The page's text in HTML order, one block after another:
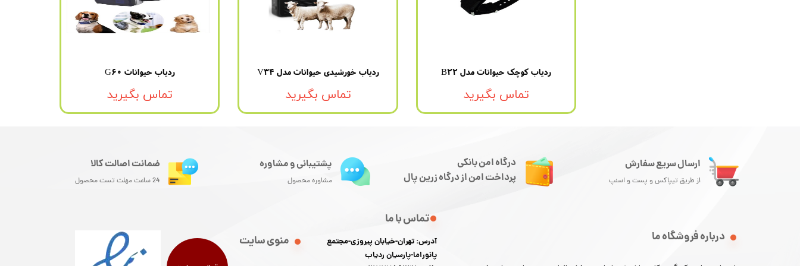
ردیاب کوچک حیوانات مدل B22
تماس بگیرید
ردیاب خورشیدی حیوانات مدل V34
تماس بگیرید
ردیاب حیوانات G60
تماس بگیرید
ارسال سریع سفارش
از طریق تیپاکس و پست و اسنپ
درباره فروشگاه ما منوی سایت
تماس با ما
آدرس: تهران-خیابان پیروزی-مجتمع
پانوراما-پارسیان ردیاب
درگاه امن بانکی
پرداخت امن از درگاه زرین پال
پشتیبانی و مشاوره
مشاوره محصول
ضمانت اصالت کالا
24 ساعت مهلت تست محصول